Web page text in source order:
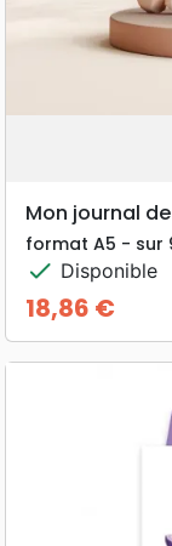
Mon journal
format A5 - sur
check Disponible
Prix
18,86 €